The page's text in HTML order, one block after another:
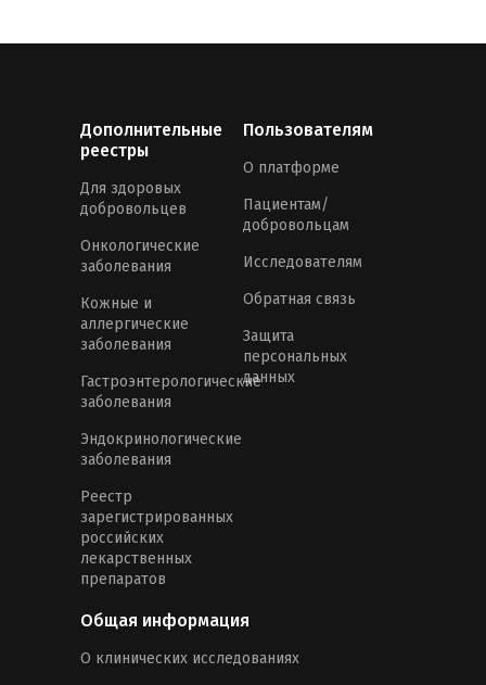
Дополнительные
реестры
Для здоровых
добровольцев
Онкологические
заболевания
Кожные и
аллергические
заболевания
Гастроэнтерологические
заболевания
Эндокринологические
заболевания
Реестр
зарегистрированных
российских
лекарственных
препаратов
Пользователям
О платформе
Пациентам/
добровольцам
Исследователям
Обратная связь
Защита
персональных
данных
Общая информация
О клинических исследованиях